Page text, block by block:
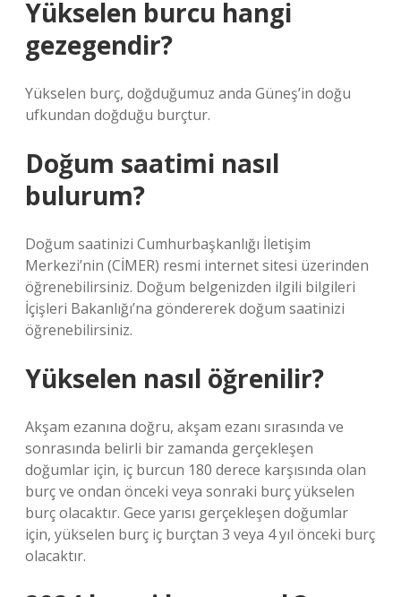
Yükselen burcu hangi
gezegendir?
Yükselen burç, doğduğumuz anda Güneş’in doğu
ufkundan doğduğu burçtur.
Doğum saatimi nasıl
bulurum?
Doğum saatinizi Cumhurbaşkanlığı İletişim
Merkezi’nin (CİMER) resmi internet sitesi üzerinden
öğrenebilirsiniz. Doğum belgenizden ilgili bilgileri
İçişleri Bakanlığı’na göndererek doğum saatinizi
öğrenebilirsiniz.
Yükselen nasıl öğrenilir?
Akşam ezanına doğru, akşam ezanı sırasında ve
sonrasında belirli bir zamanda gerçekleşen
doğumlar için, iç burcun 180 derece karşısında olan
burç ve ondan önceki veya sonraki burç yükselen
burç olacaktır. Gece yarısı gerçekleşen doğumlar
için, yükselen burç iç burçtan 3 veya 4 yıl önceki burç
olacaktır.